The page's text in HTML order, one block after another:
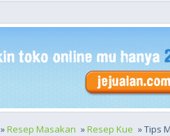
»Resep Masakan »Resep Kue » Tips